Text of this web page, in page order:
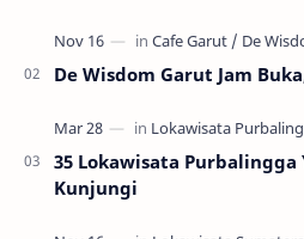
De Wisdom Garut Jam
35 Lokawisata Purbalingga
Kunjungi